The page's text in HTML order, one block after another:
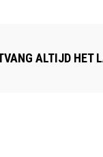
ALTIJD HET